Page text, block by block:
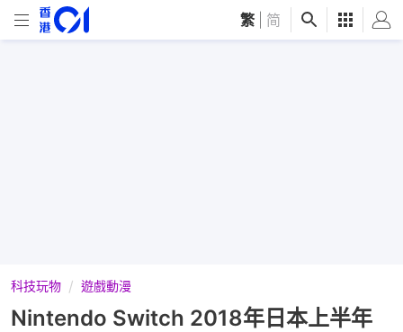
繁 简
科技玩物 遊戲動漫
Nintendo Switch 2018年日本上半年